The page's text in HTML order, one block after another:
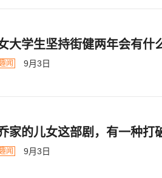
大学生坚持街健两年会有什
闻 9月3日
家的儿女这部剧，有一种打
闻 9月3日